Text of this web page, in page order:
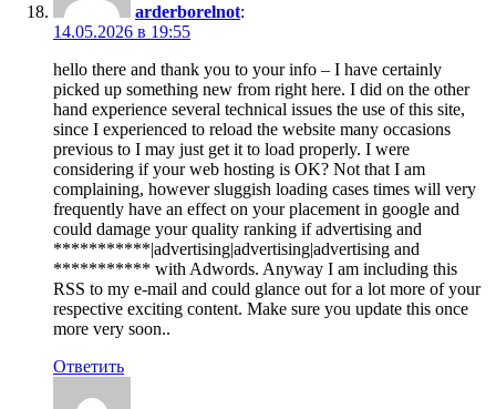
arderborelnot:
14.05.2026 в 19:55
hello there and thank you to your info – I have certainly
picked up something new from right here. I did on the other
hand experience several technical issues the use of this site,
since I experienced to reload the website many occasions
previous to I may just get it to load properly. I were
considering if your web hosting is OK? Not that I am
complaining, however sluggish loading cases times will very
frequently have an effect on your placement in google and
could damage your quality ranking if advertising and
***********|advertising|advertising|advertising and
*********** with Adwords. Anyway I am including this
RSS to my e-mail and could glance out for a lot more of your
respective exciting content. Make sure you update this once
more very soon..
Ответить